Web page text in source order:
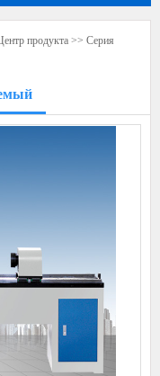
продукта >> Серия